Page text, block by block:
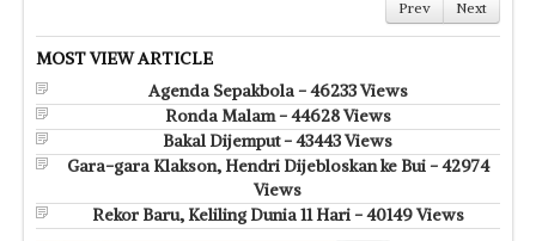
Prev Next
MOST VIEW ARTICLE
Agenda Sepakbola - 46233 Views
Ronda Malam - 44628 Views
Bakal Dijemput - 43443 Views
Gara-gara Klakson, Hendri Dijebloskan ke Bui - 42974
Views
Rekor Baru, Keliling Dunia 11 Hari - 40149 Views